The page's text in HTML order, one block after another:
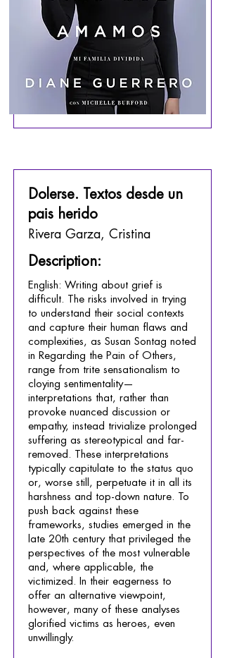
Dolerse. Textos desde un
pais herido
Rivera Garza, Cristina
Description:
English: Writing about grief is
difficult. The risks involved in trying
to understand their social contexts
and capture their human flaws and
complexities, as Susan Sontag noted
in Regarding the Pain of Others,
range from trite sensationalism to
cloying sentimentality—
interpretations that, rather than
provoke nuanced discussion or
empathy, instead trivialize prolonged
suffering as stereotypical and far-
removed. These interpretations
typically capitulate to the status quo
or, worse still, perpetuate it in all its
harshness and top-down nature. To
push back against these
frameworks, studies emerged in the
late 20th century that privileged the
perspectives of the most vulnerable
and, where applicable, the
victimized. In their eagerness to
offer an alternative viewpoint,
however, many of these analyses
glorified victims as heroes, even
unwillingly.